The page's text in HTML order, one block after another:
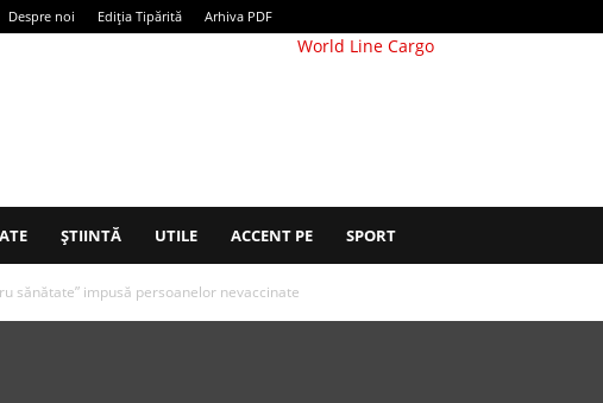
Despre noi Ediția Tipărită Arhiva PDF
ȘTIINTĂ UTILE ACCENT PE SPORT
sănătate” impusă persoanelor nevaccinate